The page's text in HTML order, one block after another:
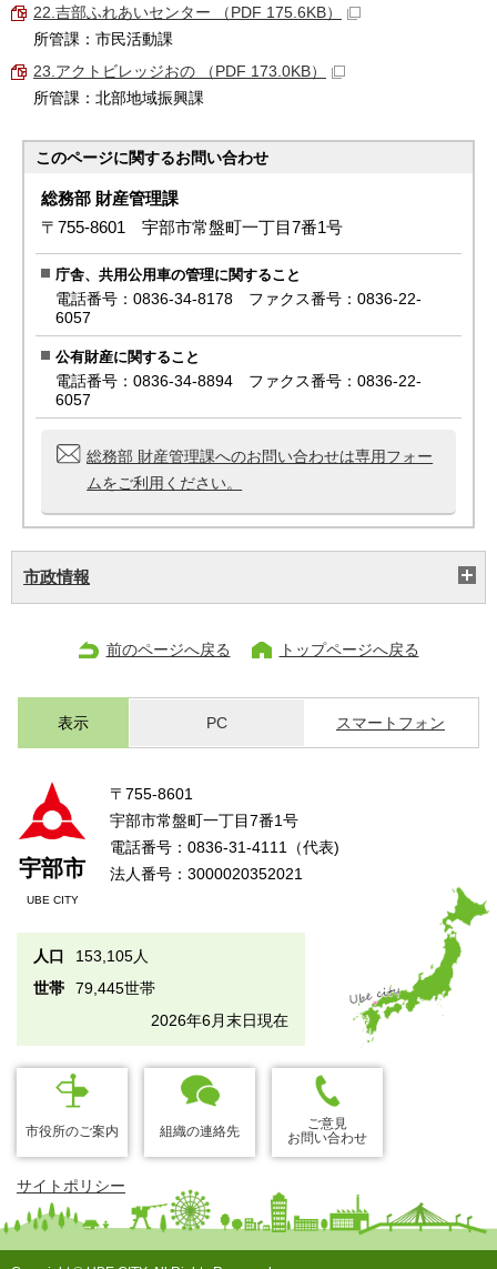
22.吉部ふれあいセンター （PDF 175.6KB）
所管課：市民活動課
23.アクトビレッジおの （PDF 173.0KB）
所管課：北部地域振興課
このページに関するお問い合わせ
総務部 財産管理課
〒755-8601 宇部市常盤町一丁目7番1号
庁舎、共用公用車の管理に関すること
電話番号：0836-34-8178 ファクス番号：0836-22-
6057
公有財産に関すること
電話番号：0836-34-8894 ファクス番号：0836-22-
6057
総務部 財産管理課へのお問い合わせは専用フォー
ムをご利用ください。
市政情報
前のページへ戻る トップページへ戻る
表示 PC スマートフォン
宇部市
UBE CITY
〒755-8601
宇部市常盤町一丁目7番1号
電話番号：0836-31-4111（代表)
法人番号：3000020352021
人口
153,105人
世帯
79,445世帯
2026年6月末日現在
市役所のご案内 組織の連絡先
ご意見
お問い合わせ
サイトポリシー